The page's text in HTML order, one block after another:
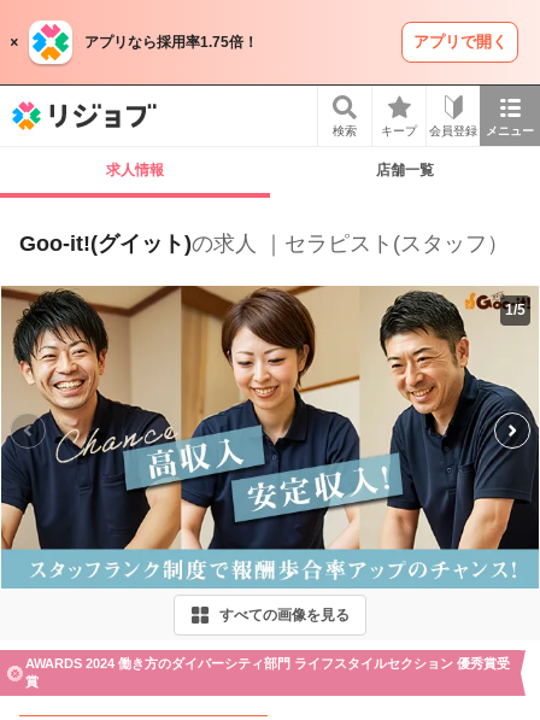
アプリなら採用率1.75倍！ アプリで開く
検索 キープ 会員登録 メニュー
求人情報 店舗一覧
Goo-it!(グイット)の求人 ｜セラピスト(スタッフ）
1/5
すべての画像を見る
AWARDS 2024 働き方のダイバーシティ部門 ライフスタイルセクション 優秀賞受
賞